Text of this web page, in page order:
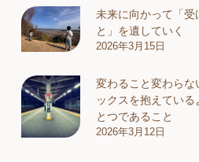
未来に向かって「受
と」を遺していく
2026年3月15日
変わること変わらな
ックスを抱えている
とつであること
2026年3月12日